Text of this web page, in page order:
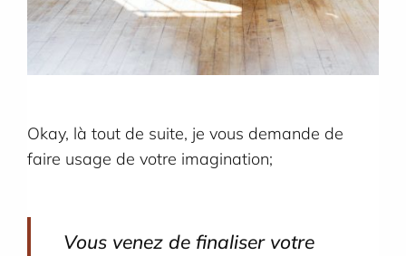
Okay, là tout de suite, je vous demande de
faire usage de votre imagination;
Vous venez de finaliser votre